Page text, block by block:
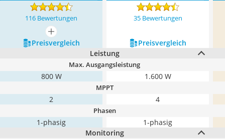
116 Bewertungen 35 Bewertungen
mehr anzeigen
Preis­vergleich
Preis­vergleich
Leistung
Max. Ausgangsleistung
800 W 1.600 W
MPPT
2 4
Phasen
1-phasig
1-phasig
Monitoring